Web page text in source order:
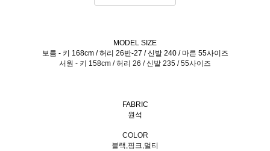
MODEL SIZE
보름 - 키 168cm / 허리 26반-27 / 신발 240 / 마른 55사이즈
서원 - 키 158cm / 허리 26 / 신발 235 / 55사이즈
FABRIC
원석
COLOR
블랙,핑크,멀티